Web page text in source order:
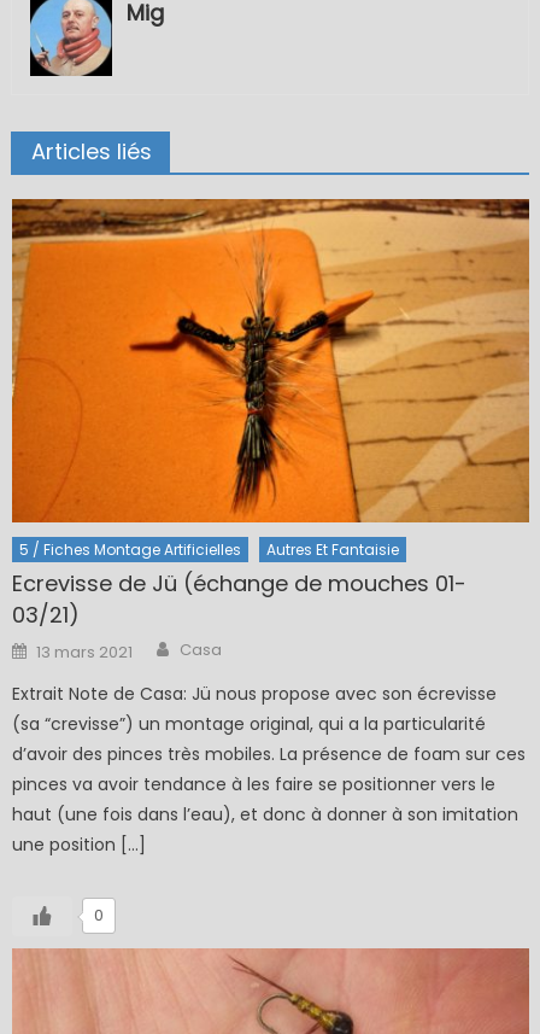
Mig
Articles liés
5 / Fiches Montage Artificielles Autres Et Fantaisie
Ecrevisse de Jü (échange de mouches 01-
03/21)
Posted
on
13 mars 2021 Author
Casa
Extrait Note de Casa: Jü nous propose avec son écrevisse
(sa “crevisse”) un montage original, qui a la particularité
d’avoir des pinces très mobiles. La présence de foam sur ces
pinces va avoir tendance à les faire se positionner vers le
haut (une fois dans l’eau), et donc à donner à son imitation
une position […]
0